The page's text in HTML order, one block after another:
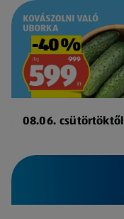
08.06. csütörtöktől